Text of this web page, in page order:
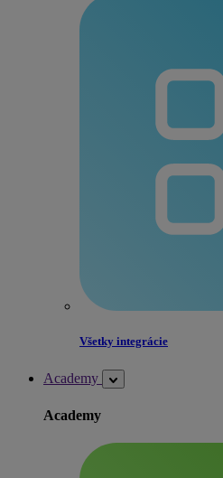
Všetky integrácie
Academy
Academy